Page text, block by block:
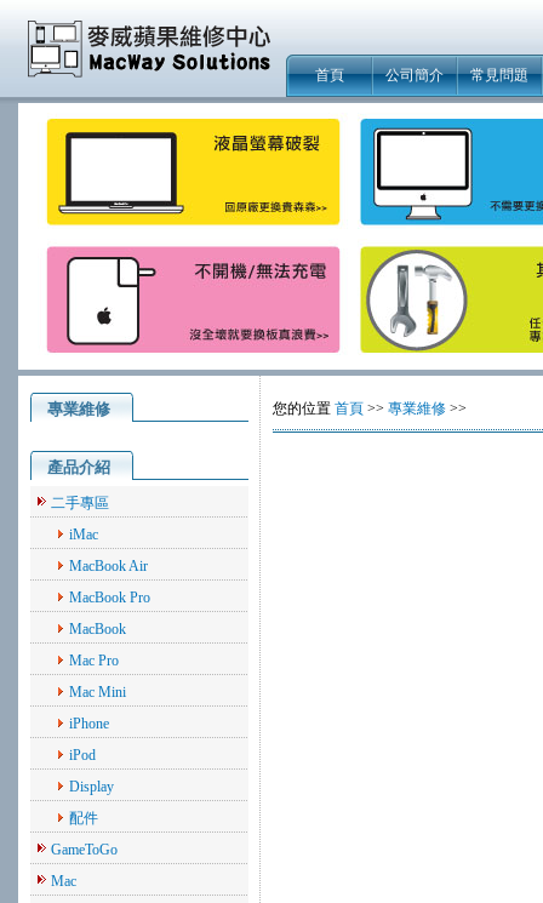
首頁 公司簡介 常見問題
專業維修
產品介紹
二手專區
iMac
MacBook Air
MacBook Pro
MacBook
Mac Pro
Mac Mini
iPhone
iPod
Display
配件
GameToGo
Mac
您的位置 首頁 >> 專業維修 >>